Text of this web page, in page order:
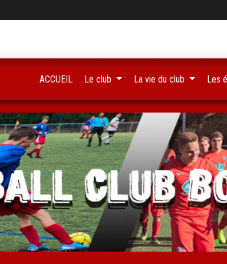
ACCUEIL Le club La vie du club Les